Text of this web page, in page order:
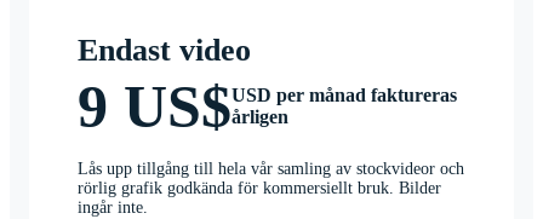
Endast video
9 US$USD per månad faktureras
årligen
Lås upp tillgång till hela vår samling av stockvideor och
rörlig grafik godkända för kommersiellt bruk. Bilder
ingår inte.